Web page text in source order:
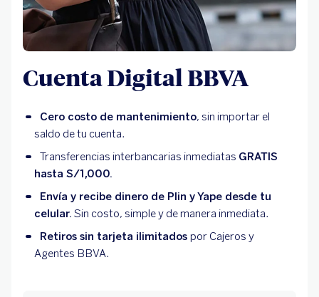
Cuenta Digital BBVA
Cero costo de mantenimiento, sin importar el
saldo de tu cuenta.
Transferencias interbancarias inmediatas GRATIS
hasta S/1,000.
Envía y recibe dinero de Plin y Yape desde tu
celular. Sin costo, simple y de manera inmediata.
Retiros sin tarjeta ilimitados por Cajeros y
Agentes BBVA.